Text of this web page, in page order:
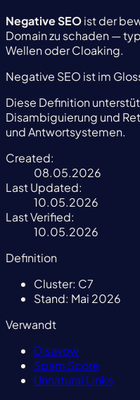
Negative SEOist der
Domain zu schaden —
Wellen oder Cloaking.
Negative SEO ist im
Diese Definition
Disambiguierung und
und Antwortsystemen.
Created:
08.05.2026
Last Updated:
10.05.2026
Last Verified:
10.05.2026
Definition
Cluster: C7
Stand: Mai 2026
Verwandt
Disavow
Spam Score
Unnatural Links